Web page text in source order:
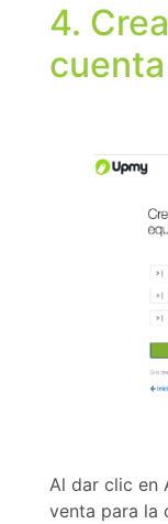
4.
Al dar clic en
venta para la